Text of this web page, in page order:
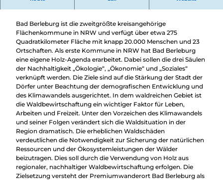
Kommunale Holz-Agenda
Bad Berleburg ist die zweitgrößte kreisangehörige
Flächenkommune in NRW und verfügt über etwa 275
Quadratkilometer Fläche mit knapp 20.000 Menschen und 23
Ortschaften. Als erste Kommune in NRW hat Bad Berleburg
eine eigene Holz-Agenda erarbeitet. Dabei sollen die drei Säulen
der Nachhaltigkeit „Ökologie“, „Ökonomie“ und „Soziales“
verknüpft werden. Die Ziele sind auf die Stärkung der Stadt der
Dörfer unter Beachtung der demografischen Entwicklung und
des Klimawandels ausgerichtet. In dem waldreichen Gebiet ist
die Waldbewirtschaftung ein wichtiger Faktor für Leben,
Arbeiten und Freizeit. Unter den Vorzeichen des Klimawandels
und seiner Folgen verändert sich die Waldsituation in der
Region dramatisch. Die erheblichen Waldschäden
verdeutlichen die Notwendigkeit zur Sicherung der natürlichen
Ressourcen und der Ökosystemleistungen der Wälder
beizutragen. Dies soll durch die Verwendung von Holz aus
regionaler, nachhaltiger Waldbewirtschaftung erfolgen. Die
Zielsetzung versteht der Premiumwanderort Bad Berleburg als